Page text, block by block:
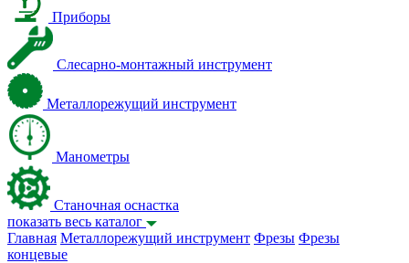
Приборы
Слесарно-монтажный инструмент
Металлорежущий инструмент
Манометры
Станочная оснастка
показать весь каталог
Главная Металлорежущий инструмент Фрезы Фрезы
концевые